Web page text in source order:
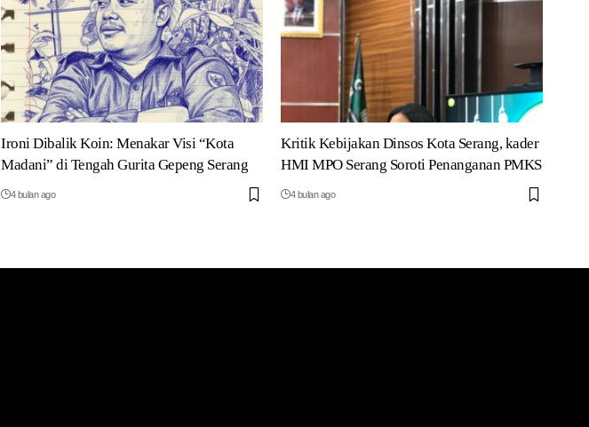
Ironi Dibalik Koin: Menakar Visi “Kota
Madani” di Tengah Gurita Gepeng Serang
4 bulan ago
Kritik Kebijakan Dinsos Kota Serang, kader
HMI MPO Serang Soroti Penanganan PMKS
4 bulan ago